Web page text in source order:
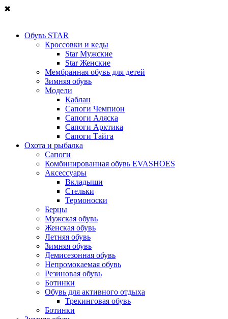
✖
Обувь STAR
Кроссовки и кеды
Star Мужские
Star Женские
Мембранная обувь для детей
Зимняя обувь
Модели
Каблан
Сапоги Чемпион
Сапоги Аляска
Сапоги Арктика
Сапоги Тайга
Охота и рыбалка
Сапоги
Комбинированная обувь EVASHOES
Аксессуары
Вкладыши
Стельки
Термоноски
Берцы
Мужская обувь
Женская обувь
Летняя обувь
Зимняя обувь
Демисезонная обувь
Непромокаемая обувь
Резиновая обувь
Ботинки
Обувь для активного отдыха
Трекинговая обувь
Ботинки